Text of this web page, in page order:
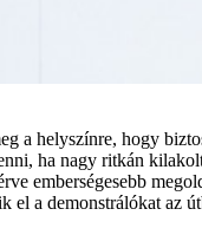
a helyszínre, hogy
ha nagy ritkán
emberségesebb
a demonstrálókat az